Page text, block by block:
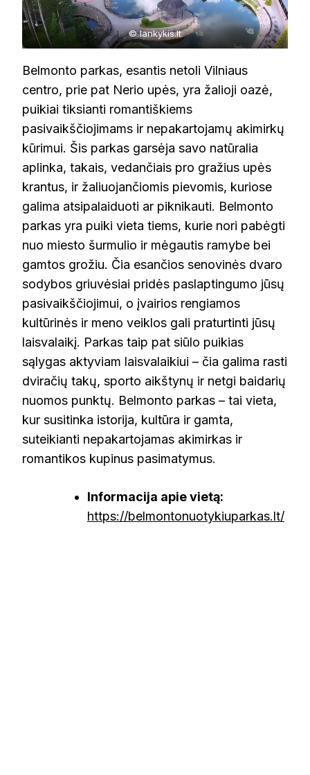
© lankykis.lt
Belmonto parkas, esantis netoli Vilniaus
centro, prie pat Nerio upės, yra žalioji oazė,
puikiai tiksianti romantiškiems
pasivaikščiojimams ir nepakartojamų akimirkų
kūrimui. Šis parkas garsėja savo natūralia
aplinka, takais, vedančiais pro gražius upės
krantus, ir žaliuojančiomis pievomis, kuriose
galima atsipalaiduoti ar piknikauti. Belmonto
parkas yra puiki vieta tiems, kurie nori pabėgti
nuo miesto šurmulio ir mėgautis ramybe bei
gamtos grožiu. Čia esančios senovinės dvaro
sodybos griuvėsiai pridės paslaptingumo jūsų
pasivaikščiojimui, o įvairios rengiamos
kultūrinės ir meno veiklos gali praturtinti jūsų
laisvalaikį. Parkas taip pat siūlo puikias
sąlygas aktyviam laisvalaikiui – čia galima rasti
dviračių takų, sporto aikštynų ir netgi baidarių
nuomos punktų. Belmonto parkas – tai vieta,
kur susitinka istorija, kultūra ir gamta,
suteikianti nepakartojamas akimirkas ir
romantikos kupinus pasimatymus.
Informacija apie vietą:
https://belmontonuotykiuparkas.lt/